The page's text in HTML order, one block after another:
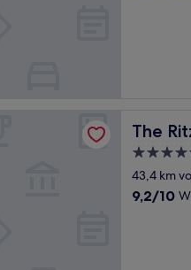
The
The
5.0-
Sterne-
43,4 km
9.2
9,2/10